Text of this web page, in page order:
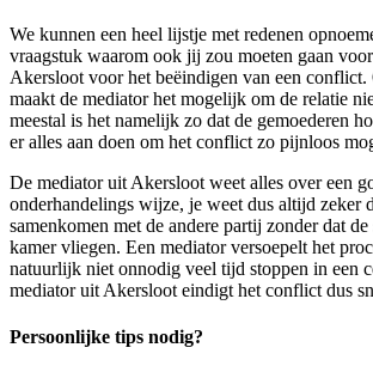
We kunnen een heel lijstje met redenen
vraagstuk waarom ook jij zou moeten gaan
Akersloot voor het beëindigen van een conflict.
maakt de mediator het mogelijk om de relatie
meestal is het namelijk zo dat de gemoederen
er alles aan doen om het conflict zo pijnloos
De mediator uit Akersloot weet alles over een
onderhandelings wijze, je weet dus altijd zeker
samenkomen met de andere partij zonder dat
kamer vliegen. Een mediator versoepelt het
natuurlijk niet onnodig veel tijd stoppen in een
mediator uit Akersloot eindigt het conflict dus
Persoonlijke tips nodig?